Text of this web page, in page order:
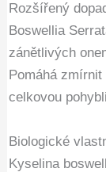
Rozšířený
Boswellia
zánětlivých
Pomáhá
celkovou
Biologické
Kyselina